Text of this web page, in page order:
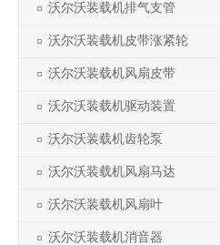
沃尔沃装载机排气支管
沃尔沃装载机皮带涨紧轮
沃尔沃装载机风扇皮带
沃尔沃装载机驱动装置
沃尔沃装载机齿轮泵
沃尔沃装载机风扇马达
沃尔沃装载机风扇叶
沃尔沃装载机消音器